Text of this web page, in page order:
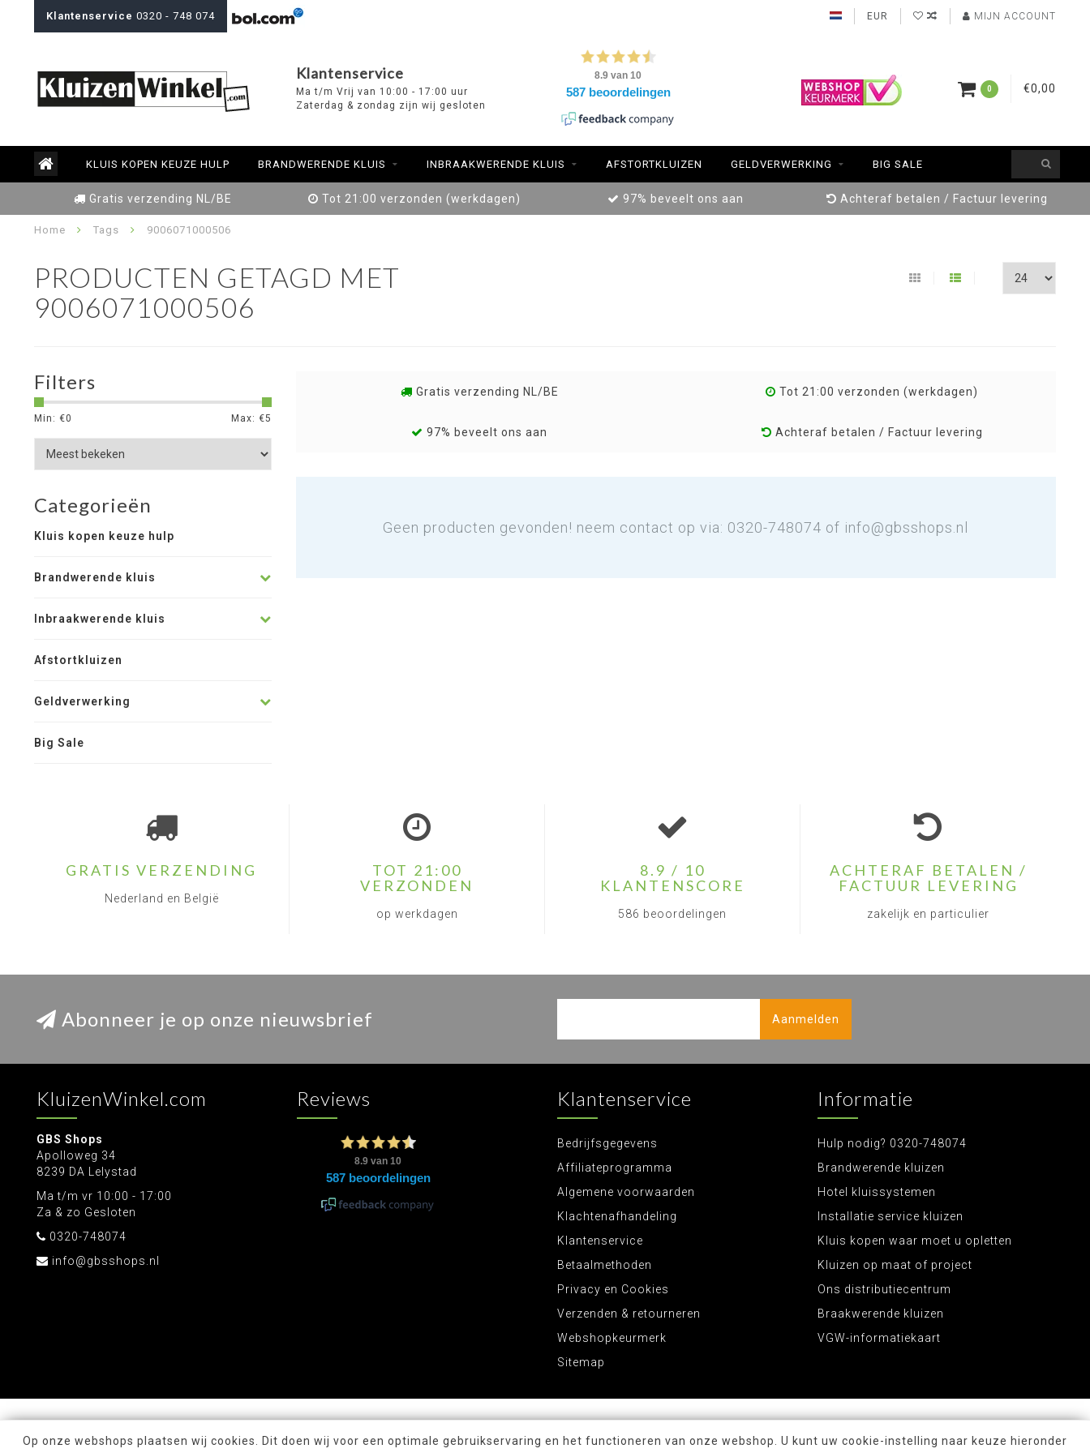
Klantenservice 0320 - 748 074 EUR MIJN ACCOUNT
Klantenservice
Ma t/m Vrij van 10:00 - 17:00 uur
Zaterdag & zondag zijn wij gesloten
0 €0,00
KLUIS KOPEN KEUZE HULP BRANDWERENDE KLUIS INBRAAKWERENDE KLUIS AFSTORTKLUIZEN GELDVERWERKING BIG SALE
Gratis verzending NL/BE Tot 21:00 verzonden (werkdagen) 97% beveelt ons aan Achteraf betalen / Factuur levering
Home Tags 9006071000506
PRODUCTEN GETAGD MET
9006071000506
Filters
Min: €0 Max: €5
Categorieën
Kluis kopen keuze hulp
Brandwerende kluis
Inbraakwerende kluis
Afstortkluizen
Geldverwerking
Big Sale
Gratis verzending NL/BE Tot 21:00 verzonden (werkdagen)
97% beveelt ons aan Achteraf betalen / Factuur levering
Geen producten gevonden! neem contact op via: 0320-748074 of info@gbsshops.nl
GRATIS VERZENDING
Nederland en België
TOT 21:00
VERZONDEN
op werkdagen
8.9 / 10
KLANTENSCORE
586 beoordelingen
ACHTERAF BETALEN /
FACTUUR LEVERING
zakelijk en particulier
Abonneer je op onze nieuwsbrief Aanmelden
KluizenWinkel.com
GBS Shops
Apolloweg 34
8239 DA Lelystad
Ma t/m vr 10:00 - 17:00
Za & zo Gesloten
0320-748074
info@gbsshops.nl
Reviews Klantenservice
Bedrijfsgegevens
Affiliateprogramma
Algemene voorwaarden
Klachtenafhandeling
Klantenservice
Betaalmethoden
Privacy en Cookies
Verzenden & retourneren
Webshopkeurmerk
Sitemap
Informatie
Hulp nodig? 0320-748074
Brandwerende kluizen
Hotel kluissystemen
Installatie service kluizen
Kluis kopen waar moet u opletten
Kluizen op maat of project
Ons distributiecentrum
Braakwerende kluizen
VGW-informatiekaart
Op onze webshops plaatsen wij cookies. Dit doen wij voor een optimale gebruikservaring en het functioneren van onze webshop. U kunt uw cookie-instelling naar keuze hieronder